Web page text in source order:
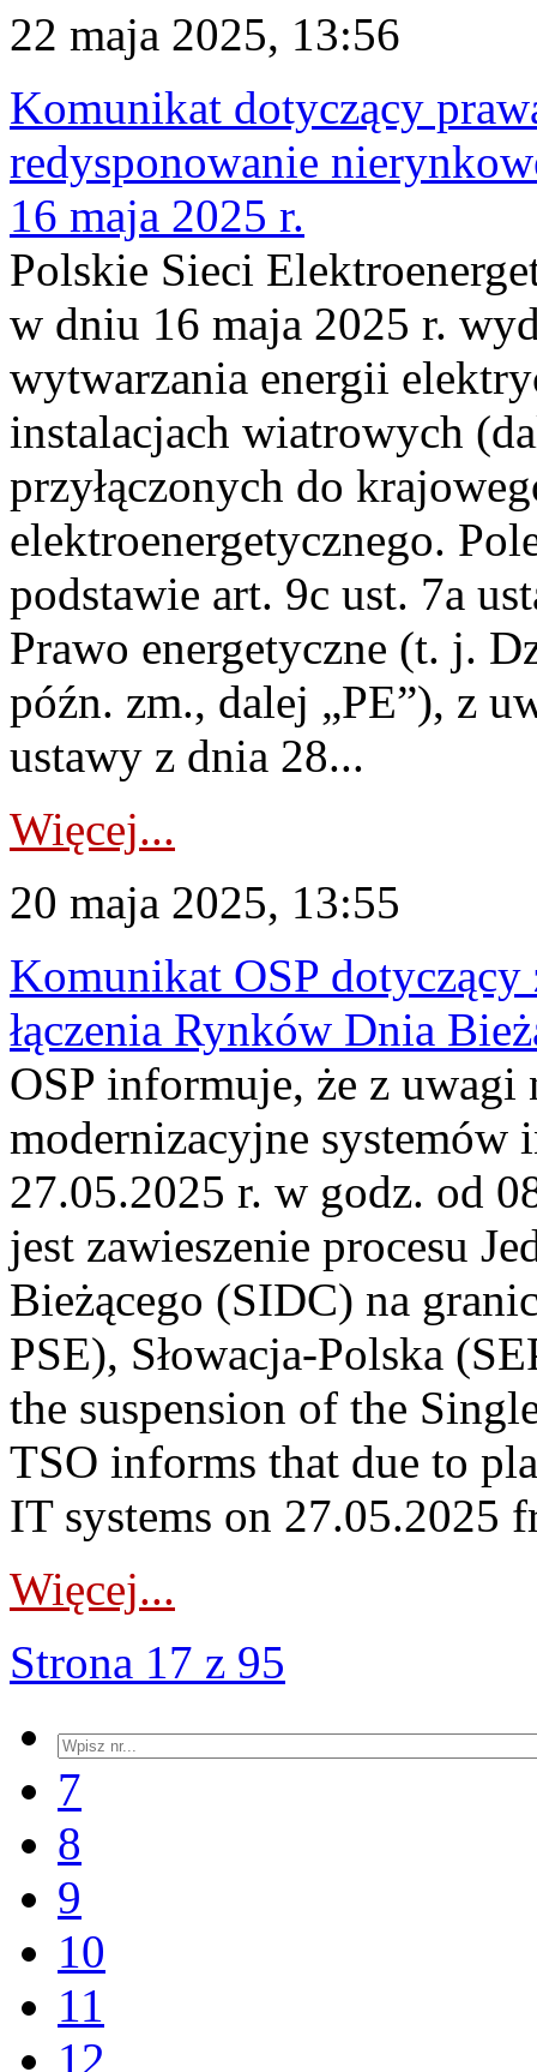
22 maja 2025, 13:56
Komunikat dotyczący
redysponowanie
16 maja 2025 r.
Polskie Sieci
w dniu 16 maja 2025 r.
wytwarzania energii
instalacjach wiatrowych
przyłączonych do
elektroenergetycznego.
podstawie art. 9c ust. 7a
Prawo energetyczne (t. j.
późn. zm., dalej „PE”), z
ustawy z dnia 28...
Więcej...
20 maja 2025, 13:55
Komunikat OSP dotyczący
łączenia Rynków Dnia
OSP informuje, że z uwagi
modernizacyjne
27.05.2025 r. w godz. od
jest zawieszenie procesu
Bieżącego (SIDC) na
PSE), Słowacja-Polska
the suspension of the
TSO informs that due to
IT systems on 27.05.2025
Więcej...
Strona 17 z 95
7
8
9
10
11
12